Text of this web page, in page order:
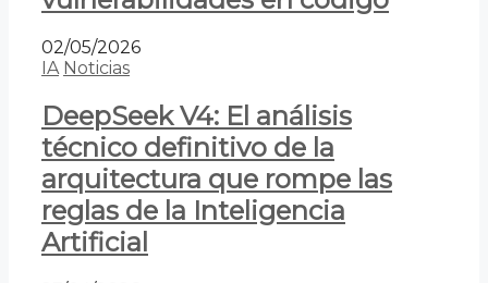
02/05/2026
IA Noticias
DeepSeek V4: El análisis
técnico definitivo de la
arquitectura que rompe las
reglas de la Inteligencia
Artificial